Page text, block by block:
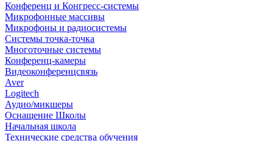
Конференц и Конгресс-системы
Микрофонные массивы
Микрофоны и радиосистемы
Системы точка-точка
Многоточные системы
Конференц-камеры
Видеоконференцсвязь
Aver
Logitech
Аудио/микшеры
Оснащение Школы
Начальная школа
Технические средства обучения